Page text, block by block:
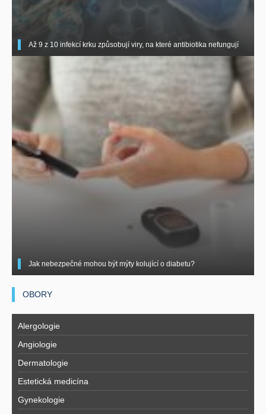
Až 9 z 10 infekcí krku způsobují viry, na které antibiotika nefungují
Jak nebezpečné mohou být mýty kolující o diabetu?
OBORY
Alergologie
Angiologie
Dermatologie
Estetická medicína
Gynekologie